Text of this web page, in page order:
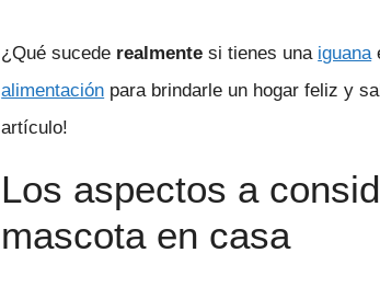
¿Qué sucede realmente si tienes una iguana
alimentación para brindarle un hogar feliz y
artículo!
Los aspectos a
mascota en casa